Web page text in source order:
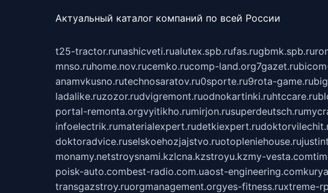
Актуальный каталог компаний по всей России
t25-tractor.runashicveti.rualutex.spb.rufas.rugbmk.spb.ru
mnso.ruhome.nov.rucemko.rucomp-land.org7gazet.ru
anamvkusno.rutechnosaratov.ru0sporte.ru9rota-game.ru
ladalike.ruzozor.rudvigremont.ruodnokartinki.ruhtccare.ru
portal-remonta.orgvyitikho.rumirjon.rusuperdeutsch.ru
infoelectrik.rumaterialexpert.rudetkiexpert.ru
doktoradvice.ruselskoehozjajstvo.ruotopleniehouse.ru
monamy.netstroysnami.kzlcna.kzstroyu.kzmy-vesta.com
poisk-auto.combest-radio.com.uaost-engineering.com
transgazstroy.ruorgmanagement.orgyes-fitness.ruxtreme-